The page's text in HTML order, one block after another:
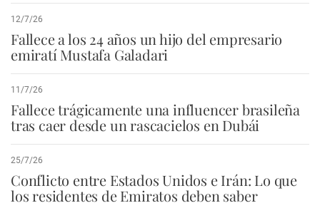
12/7/26
Fallece a los 24 años un hijo del empresario
emiratí Mustafa Galadari
11/7/26
Fallece trágicamente una influencer brasileña
tras caer desde un rascacielos en Dubái
25/7/26
Conflicto entre Estados Unidos e Irán: Lo que
los residentes de Emiratos deben saber